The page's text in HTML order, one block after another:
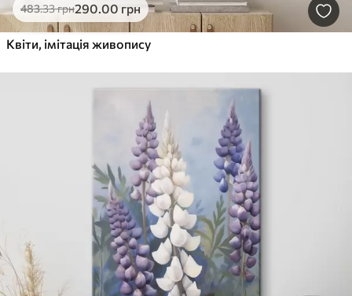
483.33грн290.00 грн
Квіти, імітація живопису